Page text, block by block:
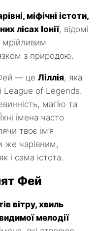
міфічні істоти,
лісах Іонії, відомі
мрійливим
з природою.
— це Ліллія, яка
League of Legends.
магію та
імена часто
твоє ім’я
же чарівним,
і сама істота.
Фей
вітру, хвиль
мелодії